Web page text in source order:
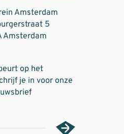
Amsterdam
5
Amsterdam
op het
je in voor onze